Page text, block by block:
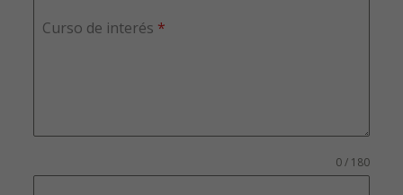
Curso de interés *
0 / 180